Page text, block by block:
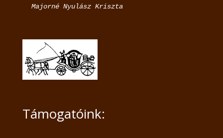
Majorné Nyulász Kriszta
Támogatóink: